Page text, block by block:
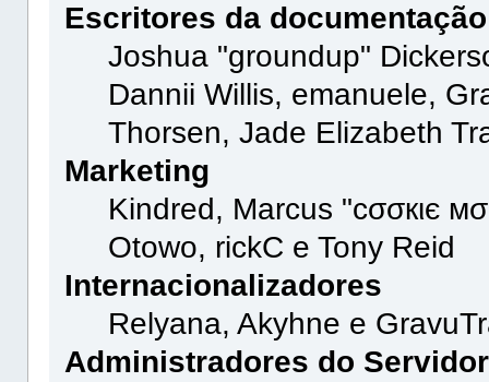
Escritores da documentação
Joshua "groundup"
Dannii Willis, emanuele,
Thorsen, Jade Elizabeth
Marketing
Kindred, Marcus "cσσкιє
Otowo, rickC e Tony Reid
Internacionalizadores
Relyana, Akyhne e
Administradores do Servidor